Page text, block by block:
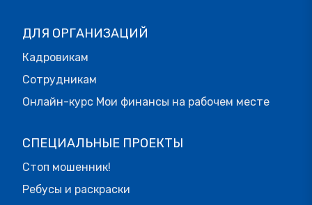
ДЛЯ ОРГАНИЗАЦИЙ
Кадровикам
Сотрудникам
Онлайн-курс Мои финансы на рабочем месте
СПЕЦИАЛЬНЫЕ ПРОЕКТЫ
Стоп мошенник!
Ребусы и раскраски